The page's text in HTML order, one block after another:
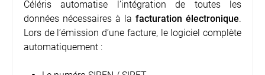
Céléris automatise l’intégration de toutes les
données nécessaires à la facturation électronique.
Lors de l’émission d’une facture, le logiciel complète
automatiquement :